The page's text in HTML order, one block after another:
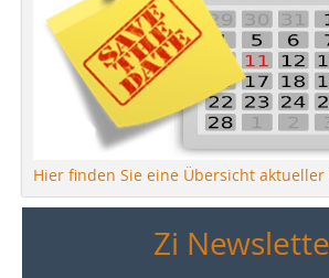
Hier finden Sie eine Übersicht
Zi